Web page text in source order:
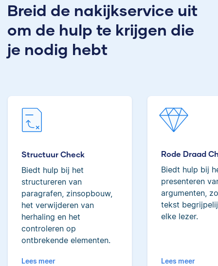
Breid de nakijkservice uit
om de hulp te krijgen die
je nodig hebt
Structuur Check
Biedt hulp bij het
structureren van
paragrafen, zinsopbouw,
het verwijderen van
herhaling en het
controleren op
ontbrekende elementen.
Lees meer
Rode Draad
Biedt hulp bij
presenteren
argumenten,
tekst
elke lezer.
Lees meer
woorden behoort ze
tot de top van Scribbrs
Yves
Yves heeft een MSc in
poëzieliefhebber en
Psychologie
gestudeerd, heeft als
junior onderzoeker
gewerkt bij Tilburg
Lilianne
Lilianne heeft Engels
gestudeerd, is docent
journalistiek en heeft
als Scribbr-editor al